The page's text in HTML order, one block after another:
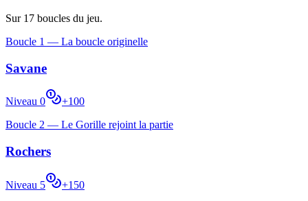
Sur 17 boucles du jeu.
Boucle 1 — La boucle originelle
Savane
Niveau 0 +100
Boucle 2 — Le Gorille rejoint la partie
Rochers
Niveau 5 +150